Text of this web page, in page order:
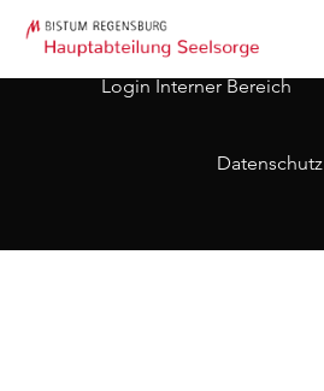
Login Interner Bereich
Datenschutz